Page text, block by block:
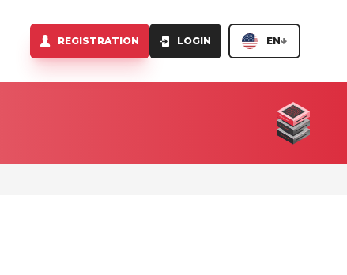
REGISTRATION LOGIN EN